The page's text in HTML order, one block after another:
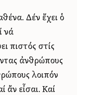
Δέν ἔχει ὁ
νά
πιστός στίς
ἀνθρώπους
λοιπόν
ἄν εἶσαι. Καί